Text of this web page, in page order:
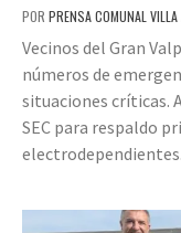
POR PRENSA COMUNAL VILLA
Vecinos del Gran
números de
situaciones críticas.
SEC para respaldo
electrodependientes.